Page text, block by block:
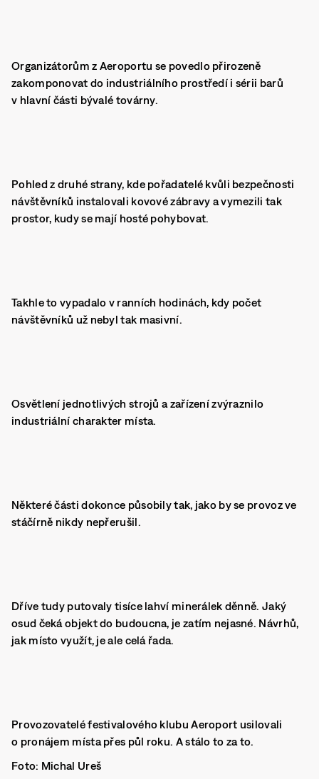
Organizátorům z Aeroportu se povedlo přirozeně
zakomponovat do industriálního prostředí i sérii barů
v hlavní části bývalé továrny.
Pohled z druhé strany, kde pořadatelé kvůli bezpečnosti
návštěvníků instalovali kovové zábravy a vymezili tak
prostor, kudy se mají hosté pohybovat.
Takhle to vypadalo v ranních hodinách, kdy počet
návštěvníků už nebyl tak masivní.
Osvětlení jednotlivých strojů a zařízení zvýraznilo
industriální charakter místa.
Některé části dokonce působily tak, jako by se provoz ve
stáčírně nikdy nepřerušil.
Dříve tudy putovaly tisíce lahví minerálek děnně. Jaký
osud čeká objekt do budoucna, je zatím nejasné. Návrhů,
jak místo využít, je ale celá řada.
Provozovatelé festivalového klubu Aeroport usilovali
o pronájem místa přes půl roku. A stálo to za to.
Foto: Michal Ureš